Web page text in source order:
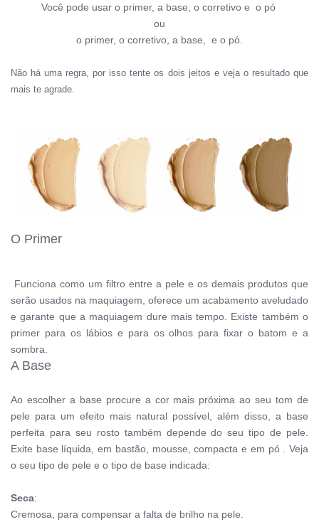
Você pode usar o primer, a base, o corretivo e o pó
ou
o primer, o corretivo, a base, e o pó.
Não há uma regra, por isso tente os dois jeitos e veja o resultado que
mais te agrade.
O Primer
Funciona como um filtro entre a pele e os demais produtos que
serão usados na maquiagem, oferece um acabamento aveludado
e garante que a maquiagem dure mais tempo. Existe também o
primer para os lábios e para os olhos para fixar o batom e a
sombra.
A Base
Ao escolher a base procure a cor mais próxima ao seu tom de
pele para um efeito mais natural possível, além disso, a base
perfeita para seu rosto também depende do seu tipo de pele.
Exite base líquida, em bastão, mousse, compacta e em pó . Veja
o seu tipo de pele e o tipo de base indicada:
Seca:
Cremosa, para compensar a falta de brilho na pele.